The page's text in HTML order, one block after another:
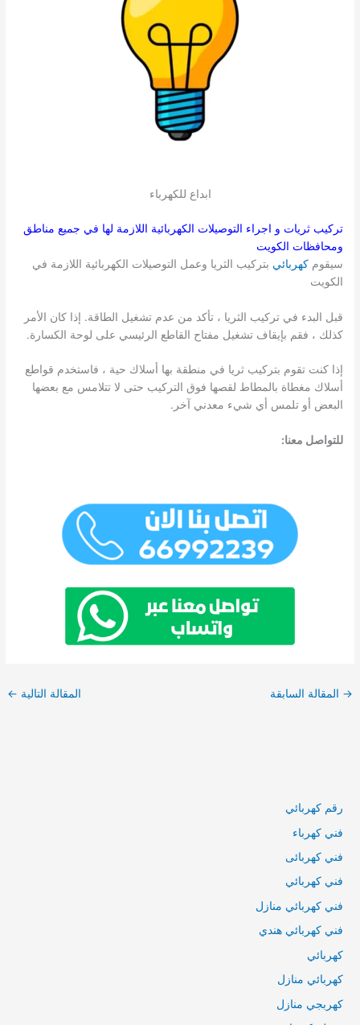
ابداع للكهرباء
تركيب ثريات و اجراء التوصيلات الكهربائية اللازمة لها في جميع مناطق
ومحافظات الكويت
سيقومكهربائي بتركيب الثريا وعمل التوصيلات الكهربائية اللازمة في
الكويت
قبل البدء في تركيب الثريا ، تأكد من عدم تشغيل الطاقة. إذا كان الأمر
كذلك ، فقم بإيقاف تشغيل مفتاح القاطع الرئيسي على لوحة الكسارة.
إذا كنت تقوم بتركيب ثريا في منطقة بها أسلاك حية ، فاستخدم قواطع
أسلاك مغطاة بالمطاط لقصها فوق التركيب حتى لا تتلامس مع بعضها
البعض أو تلمس أي شيء معدني آخر.
للتواصل معنا:
→ المقالة السابقة المقالة التالية ←
رقم كهربائي
فني كهرباء
فني كهربائى
فني كهربائي
فني كهربائي منازل
فني كهربائي هندي
كهربائي
كهربائي منازل
كهربجي منازل